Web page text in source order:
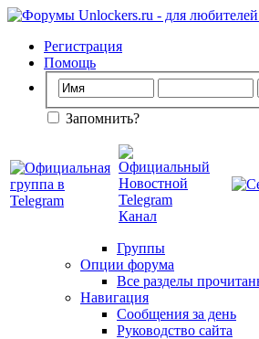
Регистрация
Помощь
Запомнить?
Группы
Опции форума
Все разделы
Навигация
Сообщения за день
Руководство сайта